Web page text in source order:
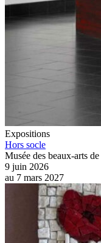
Expositions
Hors socle
Musée des beaux-arts
9 juin 2026
au 7 mars 2027